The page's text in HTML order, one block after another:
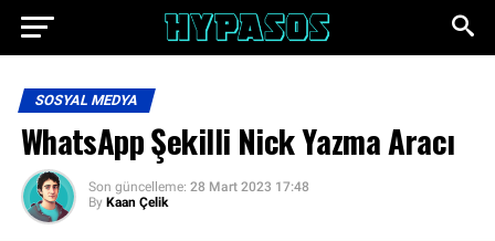
SOSYAL MEDYA
WhatsApp Şekilli Nick Yazma Aracı
Son güncelleme: 28 Mart 2023 17:48
By Kaan Çelik